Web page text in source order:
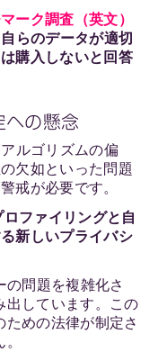
ーク調査（英文）
らのデータが適切
購入しないと回答
への懸念
ルゴリズムの偏
欠如といった問題
戒が必要です。
ファイリングと自
新しいプライバシ
問題を複雑化さ
出しています。この
めの法律が制定さ